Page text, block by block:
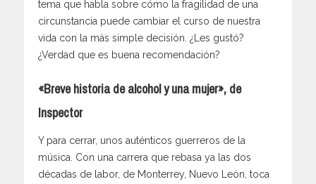
tema que habla sobre cómo la fragilidad de una
circunstancia puede cambiar el curso de nuestra
vida con la más simple decisión. ¿Les gustó?
¿Verdad que es buena recomendación?
«Breve historia de alcohol y una mujer», de
Inspector
Y para cerrar, unos auténticos guerreros de la
música. Con una carrera que rebasa ya las dos
décadas de labor, de Monterrey, Nuevo León, toca